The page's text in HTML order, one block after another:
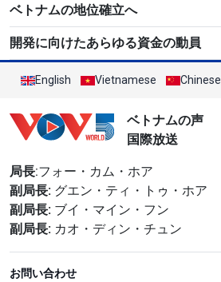
ベトナムの地位確立へ
開発に向けたあらゆる資金の動員
English Vietnamese Chinese
ベトナムの声
国際放送
局長:フォー・カム・ホア
副局長: グエン・ティ・トゥ・ホア
副局長: ブイ・マイン・フン
副局長: カオ・ディン・チュン
お問い合わせ